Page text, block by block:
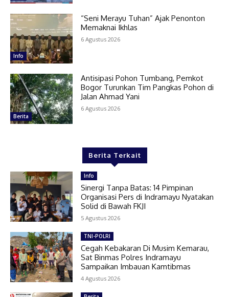
Info
“Seni Merayu Tuhan” Ajak Penonton
Memaknai Ikhlas
6 Agustus 2026
Berita
Antisipasi Pohon Tumbang, Pemkot
Bogor Turunkan Tim Pangkas Pohon di
Jalan Ahmad Yani
6 Agustus 2026
Berita Terkait
Info
Sinergi Tanpa Batas: 14 Pimpinan
Organisasi Pers di Indramayu Nyatakan
Solid di Bawah FKJI
5 Agustus 2026
TNI-POLRI
Cegah Kebakaran Di Musim Kemarau,
Sat Binmas Polres Indramayu
Sampaikan Imbauan Kamtibmas
4 Agustus 2026